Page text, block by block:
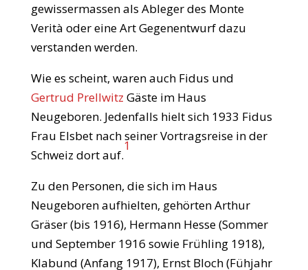
gewissermassen als Ableger des Monte
Verità oder eine Art Gegenentwurf dazu
verstanden werden.
Wie es scheint, waren auch Fidus und
Gertrud Prellwitz Gäste im Haus
Neugeboren. Jedenfalls hielt sich 1933 Fidus
Frau Elsbet nach seiner Vortragsreise in der
Schweiz dort auf.
1
Zu den Personen, die sich im Haus
Neugeboren aufhielten, gehörten Arthur
Gräser (bis 1916), Hermann Hesse (Sommer
und September 1916 sowie Frühling 1918),
Klabund (Anfang 1917), Ernst Bloch (Fühjahr